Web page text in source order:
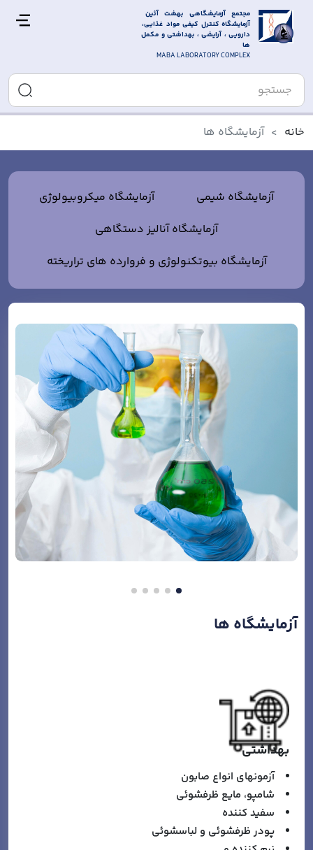
مجتمع آزمایشگاهی بهشت آئین
آزمایشگاه کنترل کیفی مواد غذایی،
دارویی ، آرایشی ، بهداشتی و مکمل
ها
MABA LABORATORY COMPLEX
خانه آزمایشگاه ها
آزمایشگاه شیمی
آزمایشگاه ميکروبيولوژی
آزمايشگاه آنالیز دستگاهی
آزمایشگاه بیوتکنولوژی و فروارده های تراریخته
آزمایشگاه ها
بهداشتي
آزمونهاي انواع صابون
شامپو، مايع ظرفشوئي
سفيد كننده
پودر ظرفشوئي و لباسشوئي